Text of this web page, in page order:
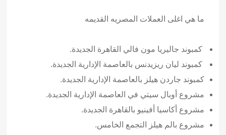
ما هي اغلى العملات المصريه القديمه
كمبوند جاليريا مون فالي القاهرة الجديدة.
كمبوند ليان ريزيدنس بالعاصمة الإدارية الجديدة.
كمبوند جاردن هيلز بالعاصمة الإدارية الجديدة.
مشروع أوبال سيتي في العاصمة الإدارية الجديدة.
مشروع أكاسيا أفينيو بالقاهرة الجديدة.
مشروع بالم هيلز التجمع الخامس.